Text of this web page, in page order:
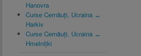
Hanovra
Curse Cernăuți, Ucraina ↔
Harkiv
Curse Cernăuți, Ucraina ↔
Hmelnițki